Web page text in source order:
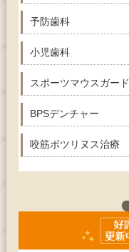
予防歯科
小児歯科
スポーツマウスガード
BPSデンチャー
咬筋ボツリヌス治療